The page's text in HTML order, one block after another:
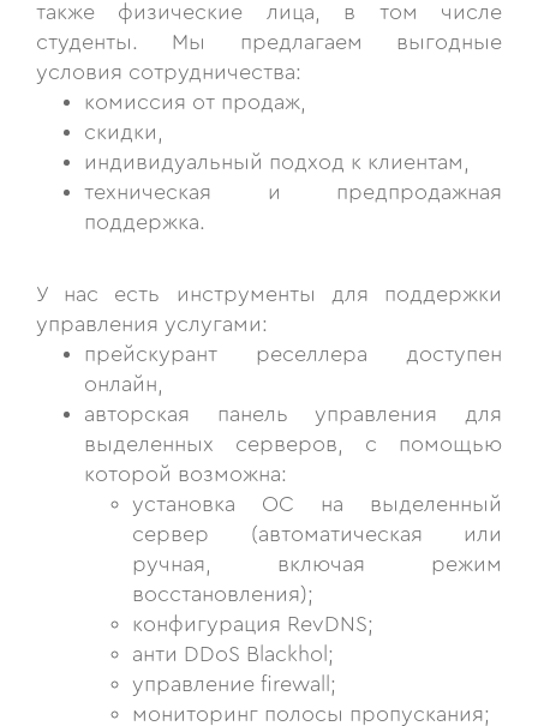
также физические лица, в том числе
студенты. Мы предлагаем выгодные
условия сотрудничества:
комиссия от продаж,
скидки,
индивидуальный подход к клиентам,
техническая и предпродажная
поддержка.
У нас есть инструменты для поддержки
управления услугами:
прейскурант реселлера доступен
онлайн,
авторская панель управления для
выделенных серверов, с помощью
которой возможна:
установка ОС на выделенный
сервер (автоматическая или
ручная, включая режим
восстановления);
конфигурация RevDNS;
анти DDoS Blackhol;
управление firewall;
мониторинг полосы пропускания;